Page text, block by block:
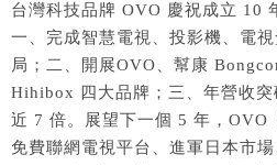
台灣科技品牌 OVO 慶祝成立 10
一、完成智慧電視、投影機、電
局；二、開展OVO、幫康
Hihibox 四大品牌；三、年營收
近 7 倍。展望下一個 5 年，OVO
免費聯網電視平台、進軍日本市